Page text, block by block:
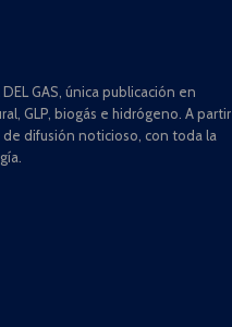
GAS, única publicación en
GLP, biogás e hidrógeno. A partir
difusión noticioso, con toda la